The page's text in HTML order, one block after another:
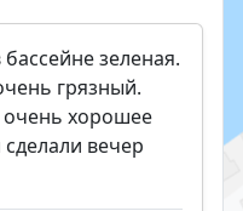
зеленая.
грязный.
хорошее
вечер